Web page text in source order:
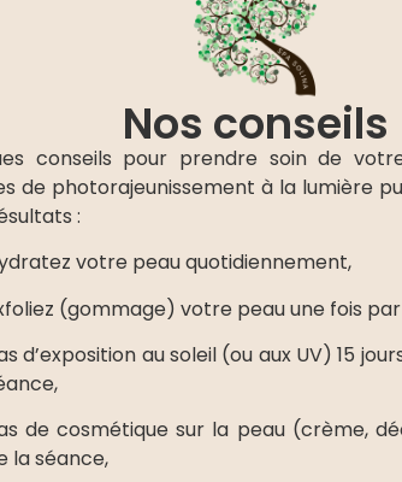
Nos conseils
conseils pour prendre soin de
de photorajeunissement à la lumière
:
votre peau quotidiennement,
(gommage) votre peau une fois
d’exposition au soleil (ou aux UV) 15
de cosmétique sur la peau (crème,
la séance,